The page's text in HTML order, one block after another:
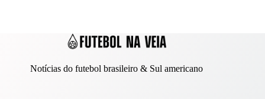
Notícias do futebol brasileiro & Sul americano